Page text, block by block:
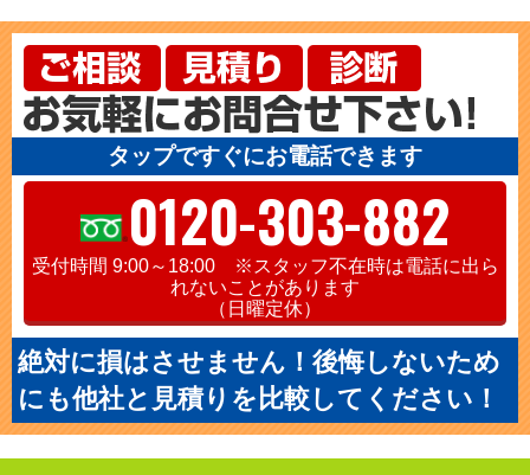
タップですぐにお電話できます
0120-303-882
受付時間 9:00～18:00 ※スタッフ不在時は電話に出ら
れないことがあります
（日曜定休）
絶対に損はさせません！後悔しないため
にも他社と見積りを比較してください！